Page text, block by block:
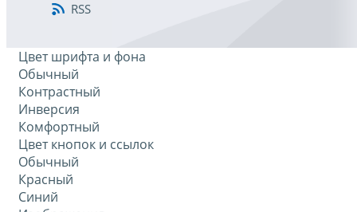
RSS
Цвет шрифта и фона
Обычный
Контрастный
Инверсия
Комфортный
Цвет кнопок и ссылок
Обычный
Красный
Синий